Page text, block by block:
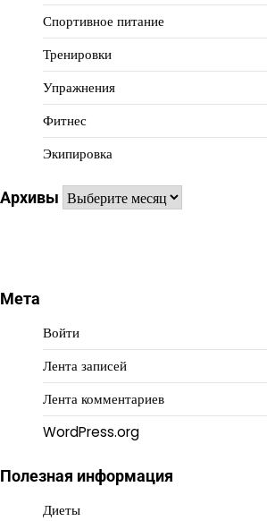
Спортивное питание
Тренировки
Упражнения
Фитнес
Экипировка
Архивы Архивы
Мета
Войти
Лента записей
Лента комментариев
WordPress.org
Полезная информация
Диеты